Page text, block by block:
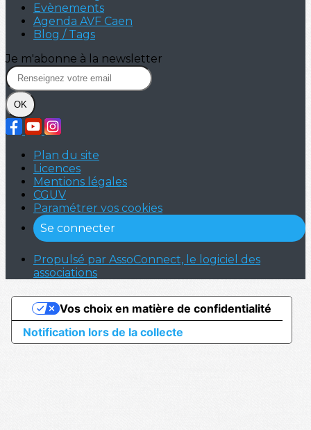
Evènements
Agenda AVF Caen
Blog / Tags
Je m'abonne à la newsletter
OK
Plan du site
Licences
Mentions légales
CGUV
Paramétrer vos cookies
Se connecter
Propulsé par AssoConnect, le logiciel des
associations
Notification lors de la collecte
Vos choix en matière de confidentialité